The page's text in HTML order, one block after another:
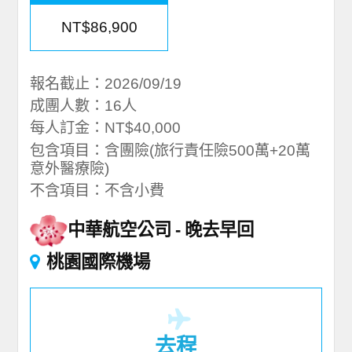
NT$86,900
報名截止：2026/09/19
成團人數：16人
每人訂金：NT$40,000
包含項目：含團險(旅行責任險500萬+20萬
意外醫療險)
不含項目：不含小費
中華航空公司
晚去早回
桃園國際機場
去程